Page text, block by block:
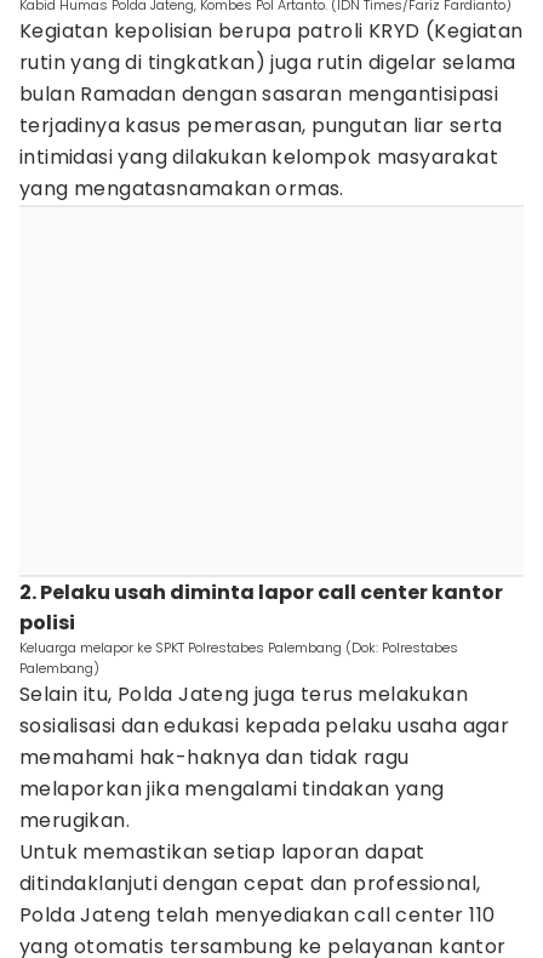
Kabid Humas Polda Jateng, Kombes Pol Artanto. (IDN Times/Fariz Fardianto)
Kegiatan kepolisian berupa patroli KRYD (Kegiatan
rutin yang di tingkatkan) juga rutin digelar selama
bulan Ramadan dengan sasaran mengantisipasi
terjadinya kasus pemerasan, pungutan liar serta
intimidasi yang dilakukan kelompok masyarakat
yang mengatasnamakan ormas.
2. Pelaku usah diminta lapor call center kantor
polisi
Keluarga melapor ke SPKT Polrestabes Palembang (Dok: Polrestabes
Palembang)
Selain itu, Polda Jateng juga terus melakukan
sosialisasi dan edukasi kepada pelaku usaha agar
memahami hak-haknya dan tidak ragu
melaporkan jika mengalami tindakan yang
merugikan.
Untuk memastikan setiap laporan dapat
ditindaklanjuti dengan cepat dan professional,
Polda Jateng telah menyediakan call center 110
yang otomatis tersambung ke pelayanan kantor